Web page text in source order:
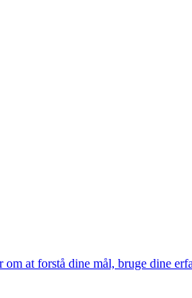
at forstå dine mål, bruge dine